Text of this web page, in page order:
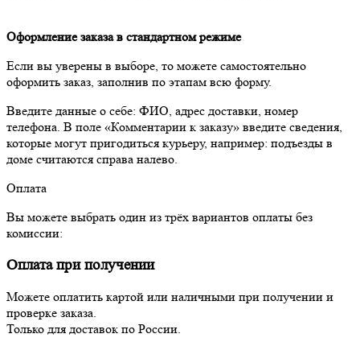
Оформление заказа в стандартном режиме
Если вы уверены в выборе, то можете самостоятельно
оформить заказ, заполнив по этапам всю форму.
Введите данные о себе: ФИО, адрес доставки, номер
телефона. В поле «Комментарии к заказу» введите сведения,
которые могут пригодиться курьеру, например: подъезды в
доме считаются справа налево.
Оплата
Вы можете выбрать один из трёх вариантов оплаты без
комиссии:
Оплата при получении
Можете оплатить картой или наличными при получении и
проверке заказа.
Только для доставок по России.